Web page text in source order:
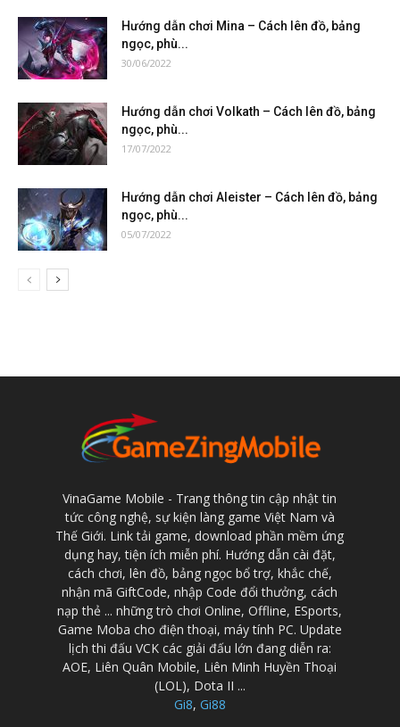
Hướng dẫn chơi Mina – Cách lên đồ, bảng
ngọc, phù...
30/06/2022
Hướng dẫn chơi Volkath – Cách lên đồ, bảng
ngọc, phù...
17/07/2022
Hướng dẫn chơi Aleister – Cách lên đồ, bảng
ngọc, phù...
05/07/2022
VinaGame Mobile - Trang thông tin cập nhật tin
tức công nghệ, sự kiện làng game Việt Nam và
Thế Giới. Link tải game, download phần mềm ứng
dụng hay, tiện ích miễn phí. Hướng dẫn cài đặt,
cách chơi, lên đồ, bảng ngọc bổ trợ, khắc chế,
nhận mã GiftCode, nhập Code đổi thưởng, cách
nạp thẻ ... những trò chơi Online, Offline, ESports,
Game Moba cho điện thoại, máy tính PC. Update
lịch thi đấu VCK các giải đấu lớn đang diễn ra:
AOE, Liên Quân Mobile, Liên Minh Huyền Thoại
(LOL), Dota II ...
Gi8, Gi88